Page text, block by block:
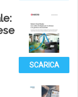
SCARICA